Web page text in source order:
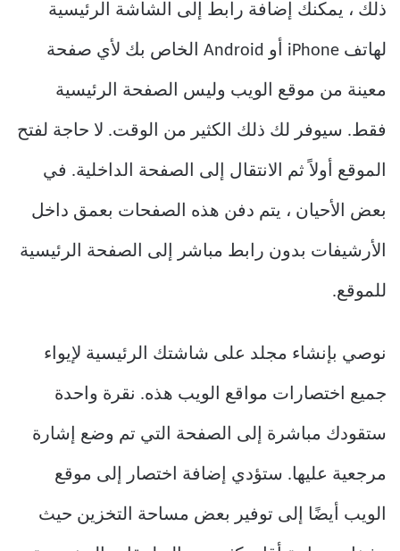
ذلك ، يمكنك إضافة رابط إلى الشاشة الرئيسية
لهاتف iPhone أو Android الخاص بك لأي صفحة
معينة من موقع الويب وليس الصفحة الرئيسية
فقط. سيوفر لك ذلك الكثير من الوقت. لا حاجة لفتح
الموقع أولاً ثم الانتقال إلى الصفحة الداخلية. في
بعض الأحيان ، يتم دفن هذه الصفحات بعمق داخل
الأرشيفات بدون رابط مباشر إلى الصفحة الرئيسية
للموقع.
نوصي بإنشاء مجلد على شاشتك الرئيسية لإيواء
جميع اختصارات مواقع الويب هذه. نقرة واحدة
ستقودك مباشرة إلى الصفحة التي تم وضع إشارة
مرجعية عليها. ستؤدي إضافة اختصار إلى موقع
الويب أيضًا إلى توفير بعض مساحة التخزين حيث